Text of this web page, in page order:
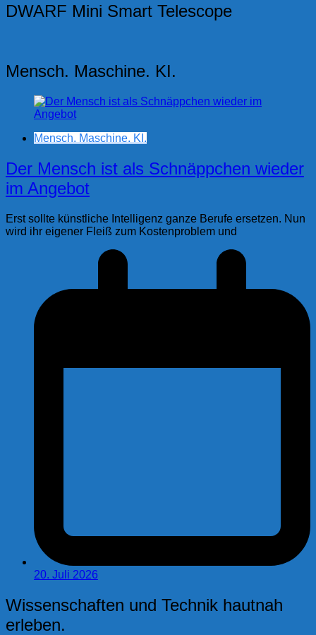
DWARF Mini Smart Telescope
Mensch. Maschine. KI.
Mensch. Maschine. KI.
Der Mensch ist als Schnäppchen wieder
im Angebot
Erst sollte künstliche Intelligenz ganze Berufe ersetzen. Nun
wird ihr eigener Fleiß zum Kostenproblem und
20. Juli 2026
Wissenschaften und Technik hautnah
erleben.